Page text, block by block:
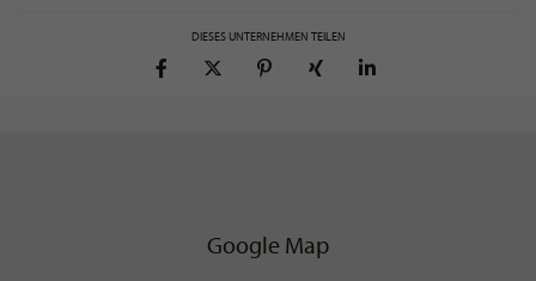
DIESES UNTERNEHMEN TEILEN
Google Map